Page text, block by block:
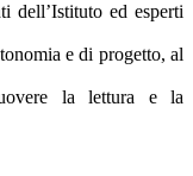
dell’Istituto ed esperti
e di progetto, al
la lettura e la